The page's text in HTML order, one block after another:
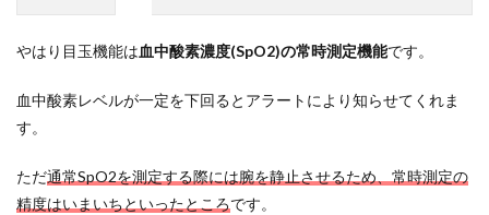
やはり目玉機能は血中酸素濃度(SpO2)の常時測定機能です。
血中酸素レベルが一定を下回るとアラートにより知らせてくれま
す。
ただ通常SpO2を測定する際には腕を静止させるため、常時測定の
精度はいまいちといったところです。